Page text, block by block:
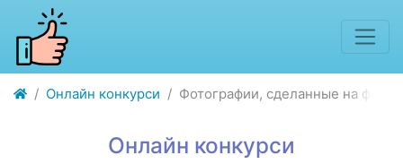
Онлайн конкурси Фотографии, сделанные на
Онлайн конкурси